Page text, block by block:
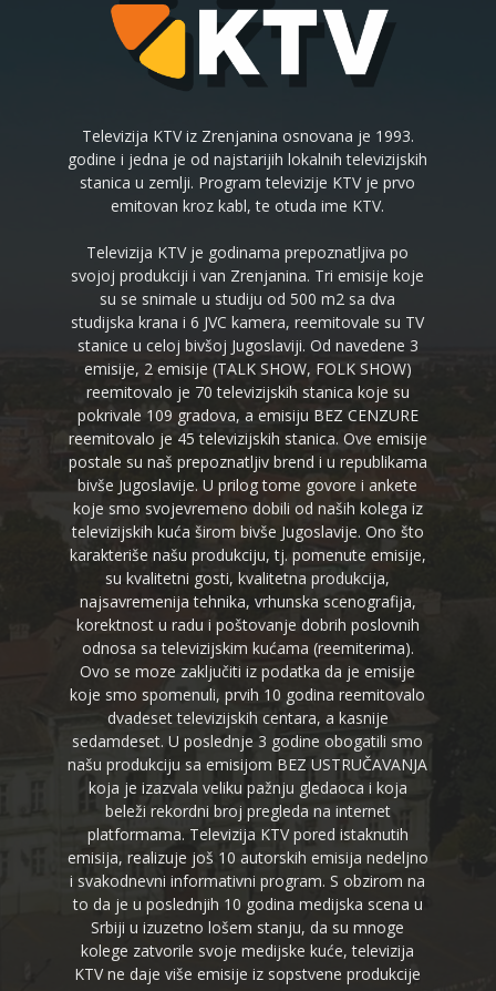
Televizija KTV iz Zrenjanina osnovana je 1993.
godine i jedna je od najstarijih lokalnih televizijskih
stanica u zemlji. Program televizije KTV je prvo
emitovan kroz kabl, te otuda ime KTV.
Televizija KTV je godinama prepoznatljiva po
svojoj produkciji i van Zrenjanina. Tri emisije koje
su se snimale u studiju od 500 m2 sa dva
studijska krana i 6 JVC kamera, reemitovale su TV
stanice u celoj bivšoj Jugoslaviji. Od navedene 3
emisije, 2 emisije (TALK SHOW, FOLK SHOW)
reemitovalo je 70 televizijskih stanica koje su
pokrivale 109 gradova, a emisiju BEZ CENZURE
reemitovalo je 45 televizijskih stanica. Ove emisije
postale su naš prepoznatljiv brend i u republikama
bivše Jugoslavije. U prilog tome govore i ankete
koje smo svojevremeno dobili od naših kolega iz
televizijskih kuća širom bivše Jugoslavije. Ono što
karakteriše našu produkciju, tj. pomenute emisije,
su kvalitetni gosti, kvalitetna produkcija,
najsavremenija tehnika, vrhunska scenografija,
korektnost u radu i poštovanje dobrih poslovnih
odnosa sa televizijskim kućama (reemiterima).
Ovo se moze zaključiti iz podatka da je emisije
koje smo spomenuli, prvih 10 godina reemitovalo
dvadeset televizijskih centara, a kasnije
sedamdeset. U poslednje 3 godine obogatili smo
našu produkciju sa emisijom BEZ USTRUČAVANJA
koja je izazvala veliku pažnju gledaoca i koja
beleži rekordni broj pregleda na internet
platformama. Televizija KTV pored istaknutih
emisija, realizuje još 10 autorskih emisija nedeljno
i svakodnevni informativni program. S obzirom na
to da je u poslednjih 10 godina medijska scena u
Srbiji u izuzetno lošem stanju, da su mnoge
kolege zatvorile svoje medijske kuće, televizija
KTV ne daje više emisije iz sopstvene produkcije